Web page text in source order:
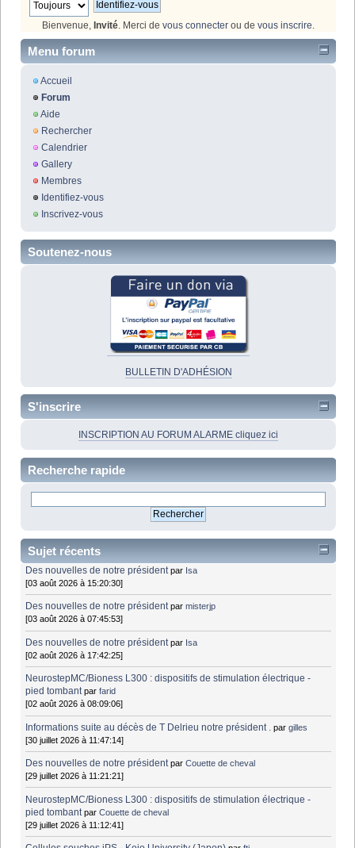
Bienvenue, Invité. Merci de vous connecter ou de vous inscrire.
Menu forum
Accueil
Forum
Aide
Rechercher
Calendrier
Gallery
Membres
Identifiez-vous
Inscrivez-vous
Soutenez-nous
BULLETIN D'ADHÉSION
S'inscrire
INSCRIPTION AU FORUM ALARME cliquez ici
Recherche rapide
Sujet récents
Des nouvelles de notre président par Isa
[03 août 2026 à 15:20:30]
Des nouvelles de notre président parmisterjp
[03 août 2026 à 07:45:53]
Des nouvelles de notre président par Isa
[02 août 2026 à 17:42:25]
NeurostepMC/Bioness L300 : dispositifs de stimulation électrique -
pied tombant parfarid
[02 août 2026 à 08:09:06]
Informations suite au décès de T Delrieu notre président . pargilles
[30 juillet 2026 à 11:47:14]
Des nouvelles de notre président parCouette de cheval
[29 juillet 2026 à 11:21:21]
NeurostepMC/Bioness L300 : dispositifs de stimulation électrique -
pied tombant parCouette de cheval
[29 juillet 2026 à 11:12:41]